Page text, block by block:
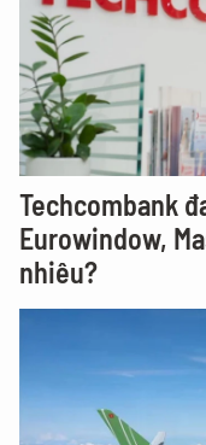
Techcombank
Eurowindow,
nhiêu?